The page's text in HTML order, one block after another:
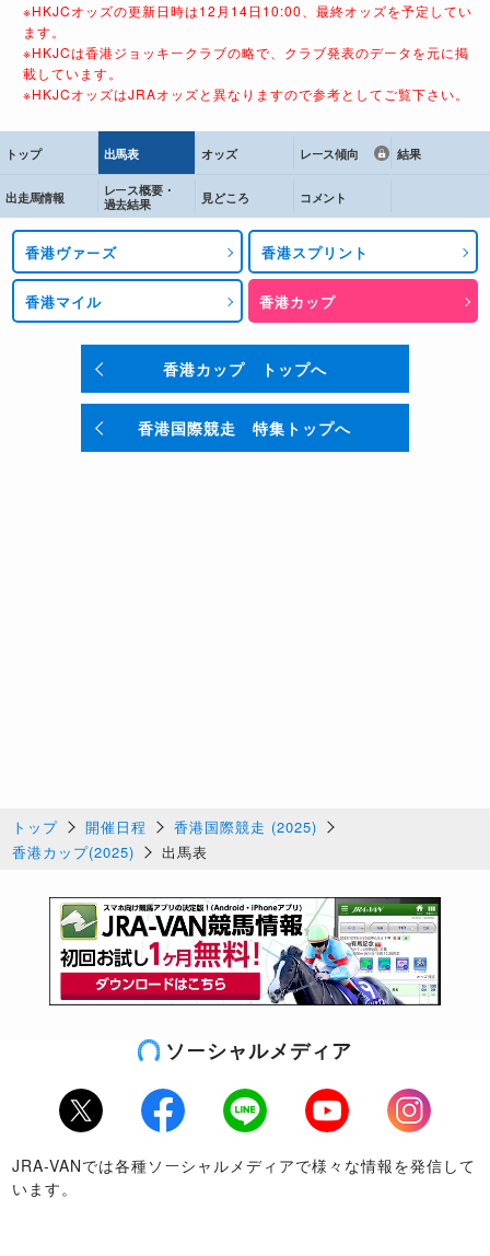
※HKJCオッズの更新日時は12月14日10:00、最終オッズを予定してい
ます。
※HKJCは香港ジョッキークラブの略で、クラブ発表のデータを元に掲
載しています。
※HKJCオッズはJRAオッズと異なりますので参考としてご覧下さい。
トップ 出馬表 オッズ レース傾向 結果
出走馬情報
レース概要・
過去結果
見どころ コメント
香港ヴァーズ 香港スプリント
香港マイル 香港カップ
香港カップ トップへ
香港国際競走 特集トップへ
トップ 開催日程
香港国際競走 (2025)
香港カップ(2025)
出馬表
ソーシャルメディア
Twitter Facebook LINE Youtube
Instagram
JRA-VANでは各種ソーシャルメディアで様々な情報を発信して
います。